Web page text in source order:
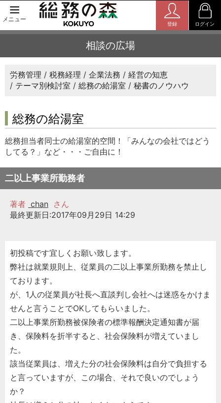
メニュー
登録 ログイン
相談の広場
労務管理 税務経理 企業法務
経営の知恵
テーマ別検討室
総務の給湯室 秘書のノウハウ
総務の給湯室
総務担当者同士の給湯室的空間！「みんなの会社ではどう
してる？」など・・・ご自由に！
二以上事業所勤務者
著者 chan
さん
最終更新日:2017年09月29日 14:29
初投稿です宜しくお願い致します。
弊社は就業規則上、従業員の二以上事業所勤務を禁止し
ております。
が、1人の従業員が社長へ直談判し会社へは迷惑をかけま
せんと言うことでOKしてもらいました。
二以上事業所勤務被保険者の標準報酬決定通知書が届
き、保険料を折半すると、社会保険料が増えていまし
た。
該当従業員は、増えた分の社会保険料は自分で負担する
と言っていますが、この場合、それで良いのでしょう
か？